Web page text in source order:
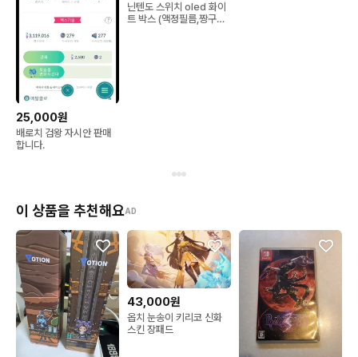
25,000원
배로치 검왕 자시안 판매
합니다.
닌텐도 스위치 oled 화이
트 박스 (액정필름,짱구조
이 상품을 추천해요AD
43,000원
옵치 눈송이 키리코 신화
스킨 장패드